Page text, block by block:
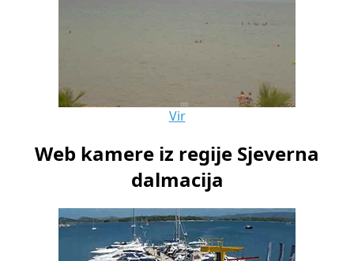
Vir
Web kamere iz regije Sjeverna
dalmacija